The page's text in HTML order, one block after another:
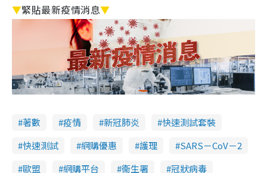
▼緊貼最新疫情消息▼
著數 疫情 新冠肺炎
快速測試套裝
快速測試
網購優惠 護理
SARS－CoV－2
歐盟
網購平台 衞生署 冠狀病毒